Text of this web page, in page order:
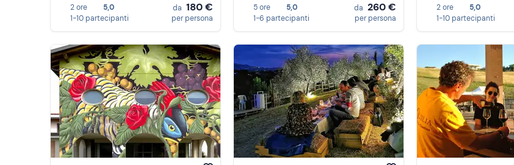
2 ore
5,0
1-10 partecipanti
da 180 €
per persona
5 ore
5,0
1-6 partecipanti
da 260 €
per persona
2 ore
5,0
1-10 partecipanti